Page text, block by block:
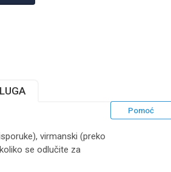
Pomoć
virmanski (preko
se odlučite za